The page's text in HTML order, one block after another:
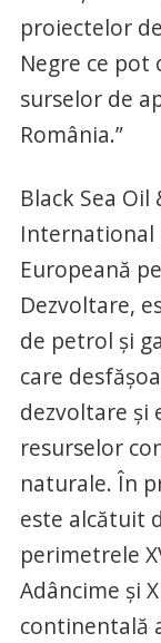
proiectelor
Negre ce pot
surselor de
România.”
Black Sea Oil
International
Europeană
Dezvoltare,
de petrol și
care
dezvoltare și
resurselor
naturale. În
este alcătuit
perimetrele
Adâncime și
continentală